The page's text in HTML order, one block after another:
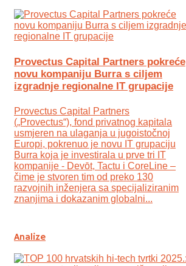
Provectus Capital Partners pokreće
novu kompaniju Burra s ciljem
izgradnje regionalne IT grupacije
Provectus Capital Partners
(„Provectus“), fond privatnog kapitala
usmjeren na ulaganja u jugoistočnoj
Europi, pokrenuo je novu IT grupaciju
Burra koja je investirala u prve tri IT
kompanije - Devōt, Tactu i CoreLine –
čime je stvoren tim od preko 130
razvojnih inženjera sa specijaliziranim
znanjima i dokazanim globalni...
Analize